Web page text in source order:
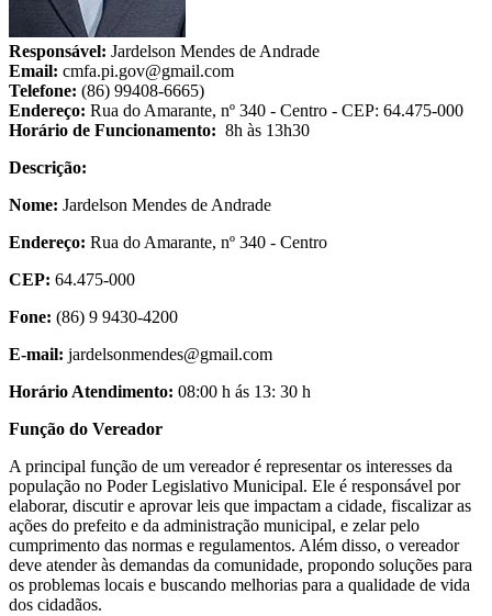
Responsável: Jardelson Mendes de Andrade
Email: cmfa.pi.gov@gmail.com
Telefone: (86) 99408-6665)
Endereço: Rua do Amarante, nº 340 - Centro - CEP: 64.475-000
Horário de Funcionamento: 8h às 13h30
Descrição:
Nome: Jardelson Mendes de Andrade
Endereço: Rua do Amarante, nº 340 - Centro
CEP: 64.475-000
Fone: (86) 9 9430-4200
E-mail: jardelsonmendes@gmail.com
Horário Atendimento: 08:00 h ás 13: 30 h
Função do Vereador
A principal função de um vereador é representar os interesses da
população no Poder Legislativo Municipal. Ele é responsável por
elaborar, discutir e aprovar leis que impactam a cidade, fiscalizar as
ações do prefeito e da administração municipal, e zelar pelo
cumprimento das normas e regulamentos. Além disso, o vereador
deve atender às demandas da comunidade, propondo soluções para
os problemas locais e buscando melhorias para a qualidade de vida
dos cidadãos.